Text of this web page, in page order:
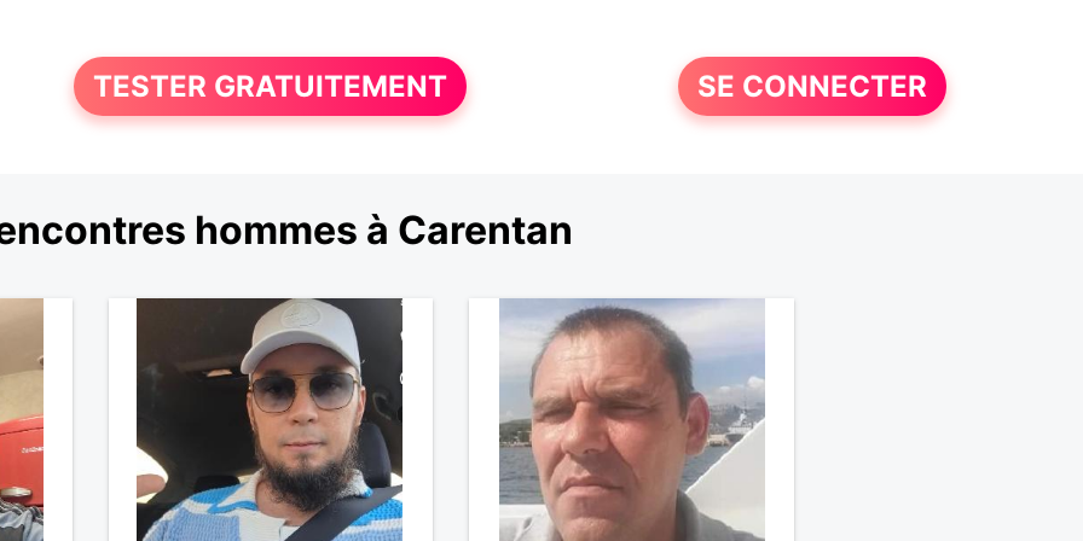
TESTER GRATUITEMENT SE CONNECTER
hommes à Carentan